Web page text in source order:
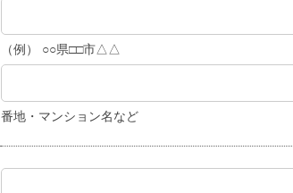
（例） ○○県□□市△△
番地・マンション名など